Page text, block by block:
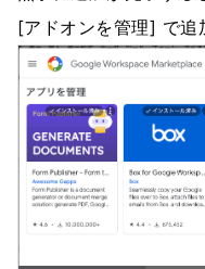
[アドオンを管理] で追